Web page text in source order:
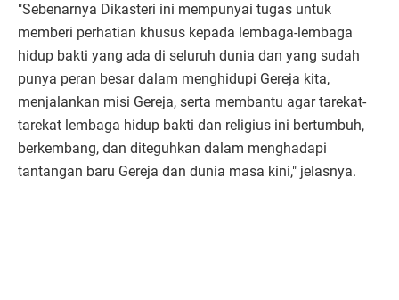
"Sebenarnya Dikasteri ini mempunyai tugas untuk
memberi perhatian khusus kepada lembaga-lembaga
hidup bakti yang ada di seluruh dunia dan yang sudah
punya peran besar dalam menghidupi Gereja kita,
menjalankan misi Gereja, serta membantu agar tarekat-
tarekat lembaga hidup bakti dan religius ini bertumbuh,
berkembang, dan diteguhkan dalam menghadapi
tantangan baru Gereja dan dunia masa kini," jelasnya.